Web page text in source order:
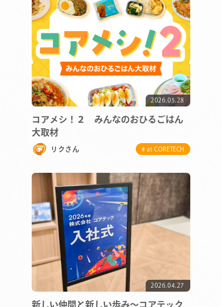
2026.05.28
コアメシ！２ みんなのおひるごはん
大取材
リクさん # at CORETECH
2026.04.27
新しい仲間と新しい歩み～コアテック